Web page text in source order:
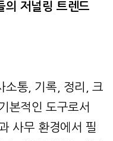
의 저널링 트렌드
소통, 기록, 정리, 크
본적인 도구로서
사무 환경에서 필